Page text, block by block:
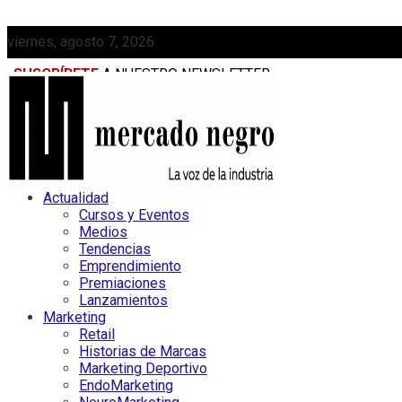
viernes, agosto 7, 2026
SUSCRÍBETE A NUESTRO NEWSLETTER
MEDIAKIT
Actualidad
Cursos y Eventos
Medios
Tendencias
Emprendimiento
Premiaciones
Lanzamientos
Marketing
Retail
Historias de Marcas
Marketing Deportivo
EndoMarketing